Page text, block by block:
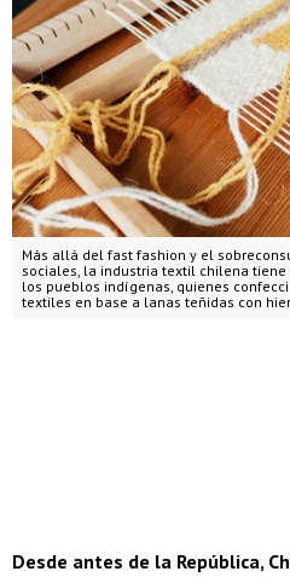
Más allá del fast fashion y el
sociales, la industria textil chilena
los pueblos indígenas, quienes
textiles en base a lanas teñidas con
Desde antes de la República,